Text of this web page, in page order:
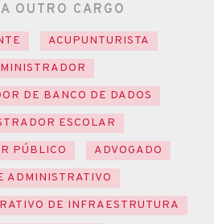
OUTRO CARGO
ACUPUNTURISTA
DE BANCO DE DADOS
ESCOLAR
PÚBLICO
ADVOGADO
ADMINISTRATIVO
DE INFRAESTRUTURA